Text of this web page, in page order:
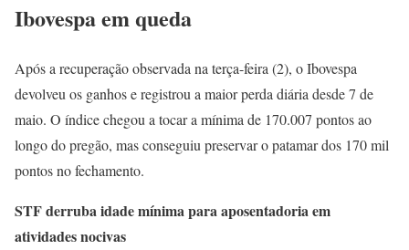
Ibovespa em queda
Após a recuperação observada na terça-feira (2), o Ibovespa
devolveu os ganhos e registrou a maior perda diária desde 7 de
maio. O índice chegou a tocar a mínima de 170.007 pontos ao
longo do pregão, mas conseguiu preservar o patamar dos 170 mil
pontos no fechamento.
STF derruba idade mínima para aposentadoria em
atividades nocivas